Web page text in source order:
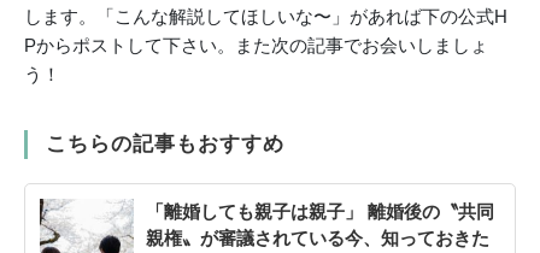
します。「こんな解説してほしいな〜」があれば下の公式H
Pからポストして下さい。また次の記事でお会いしましょ
う！
こちらの記事もおすすめ
「離婚しても親子は親子」 離婚後の〝共同
親権〟が審議されている今、知っておきた